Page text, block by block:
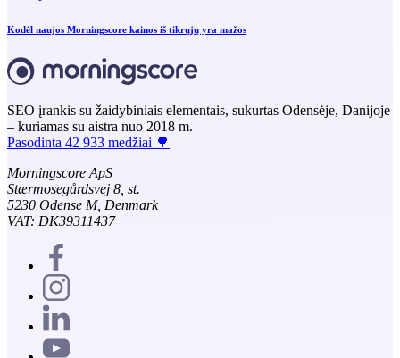
Kodėl naujos Morningscore kainos iš tikrųjų yra mažos
SEO įrankis su žaidybiniais elementais, sukurtas Odensėje, Danijoje
– kuriamas su aistra nuo 2018 m.
Pasodinta 42 933 medžiai 🌳
Morningscore ApS
Stærmosegårdsvej 8, st.
5230 Odense M, Denmark
VAT: DK39311437